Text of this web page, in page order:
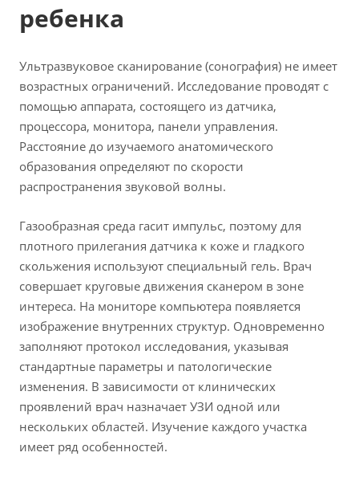
ребенка
Ультразвуковое сканирование (сонография) не имеет
возрастных ограничений. Исследование проводят с
помощью аппарата, состоящего из датчика,
процессора, монитора, панели управления.
Расстояние до изучаемого анатомического
образования определяют по скорости
распространения звуковой волны.
Газообразная среда гасит импульс, поэтому для
плотного прилегания датчика к коже и гладкого
скольжения используют специальный гель. Врач
совершает круговые движения сканером в зоне
интереса. На мониторе компьютера появляется
изображение внутренних структур. Одновременно
заполняют протокол исследования, указывая
стандартные параметры и патологические
изменения. В зависимости от клинических
проявлений врач назначает УЗИ одной или
нескольких областей. Изучение каждого участка
имеет ряд особенностей.